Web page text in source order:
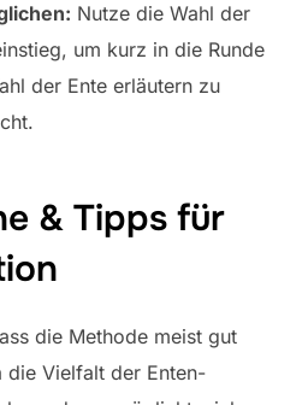
Nutze die Wahl der
um kurz in die Runde
der Ente erläutern zu
& Tipps für
die Methode meist gut
die Vielfalt der Enten-